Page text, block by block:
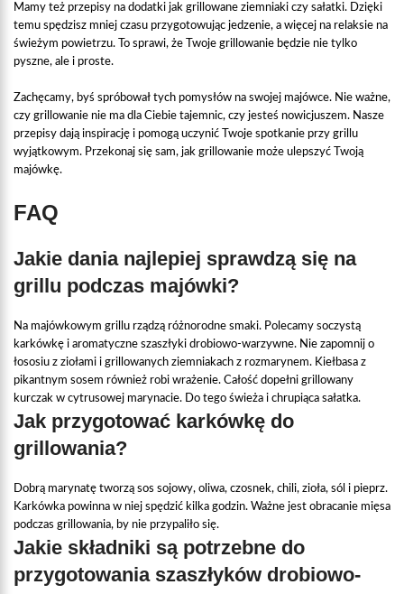
Mamy też przepisy na dodatki jak grillowane ziemniaki czy sałatki. Dzięki
temu spędzisz mniej czasu przygotowując jedzenie, a więcej na relaksie na
świeżym powietrzu. To sprawi, że Twoje grillowanie będzie nie tylko
pyszne, ale i proste.
Zachęcamy, byś spróbował tych pomysłów na swojej majówce. Nie ważne,
czy grillowanie nie ma dla Ciebie tajemnic, czy jesteś nowicjuszem. Nasze
przepisy dają inspirację i pomogą uczynić Twoje spotkanie przy grillu
wyjątkowym. Przekonaj się sam, jak grillowanie może ulepszyć Twoją
majówkę.
FAQ
Jakie dania najlepiej sprawdzą się na
grillu podczas majówki?
Na majówkowym grillu rządzą różnorodne smaki. Polecamy soczystą
karkówkę i aromatyczne szaszłyki drobiowo-warzywne. Nie zapomnij o
łososiu z ziołami i grillowanych ziemniakach z rozmarynem. Kiełbasa z
pikantnym sosem również robi wrażenie. Całość dopełni grillowany
kurczak w cytrusowej marynacie. Do tego świeża i chrupiąca sałatka.
Jak przygotować karkówkę do
grillowania?
Dobrą marynatę tworzą sos sojowy, oliwa, czosnek, chili, zioła, sól i pieprz.
Karkówka powinna w niej spędzić kilka godzin. Ważne jest obracanie mięsa
podczas grillowania, by nie przypaliło się.
Jakie składniki są potrzebne do
przygotowania szaszłyków drobiowo-